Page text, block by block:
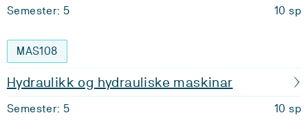
Semester: 5 10 sp
MAS108
Hydraulikk og hydrauliske maskinar
Semester: 5 10 sp